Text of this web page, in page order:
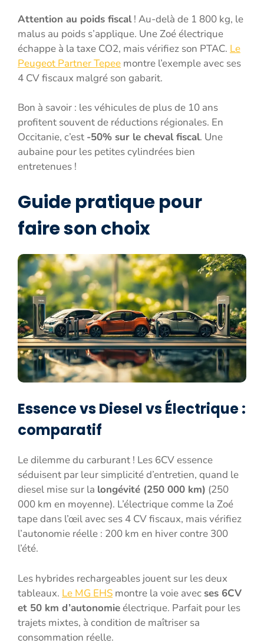
Attention au poids fiscal! Au-delà de 1 800 kg, le
malus au poids s’applique. Une Zoé électrique
échappe à la taxe CO2, mais vérifiez son PTAC. Le
Peugeot Partner Tepee montre l’exemple avec ses
4 CV fiscaux malgré son gabarit.
Bon à savoir : les véhicules de plus de 10 ans
profitent souvent de réductions régionales. En
Occitanie, c’est -50% sur le cheval fiscal. Une
aubaine pour les petites cylindrées bien
entretenues !
Guide pratique pour
faire son choix
Essence vs Diesel vs Électrique :
comparatif
Le dilemme du carburant ! Les 6CV essence
séduisent par leur simplicité d’entretien, quand le
diesel mise sur la longévité (250 000 km) (250
000 km en moyenne). L’électrique comme la Zoé
tape dans l’œil avec ses 4 CV fiscaux, mais vérifiez
l’autonomie réelle : 200 km en hiver contre 300
l’été.
Les hybrides rechargeables jouent sur les deux
tableaux. Le MG EHS montre la voie avecses 6CV
et 50 km d’autonomieélectrique. Parfait pour les
trajets mixtes, à condition de maîtriser sa
consommation réelle.